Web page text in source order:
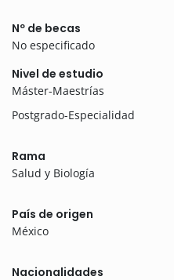
Nº de becas
No especificado
Nivel de estudio
Máster-Maestrías
Postgrado-Especialidad
Rama
Salud y Biología
País de origen
México
Nacionalidades